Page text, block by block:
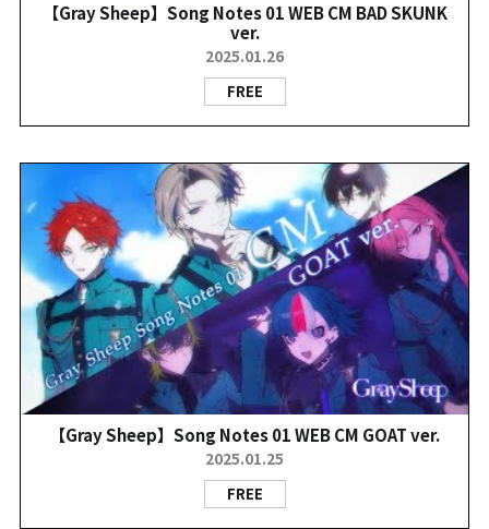
【Gray Sheep】Song Notes 01 WEB CM BAD SKUNK
ver.
2025.01.26
FREE
【Gray Sheep】Song Notes 01 WEB CM GOAT ver.
2025.01.25
FREE